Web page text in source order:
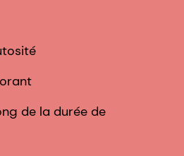
de la durée de